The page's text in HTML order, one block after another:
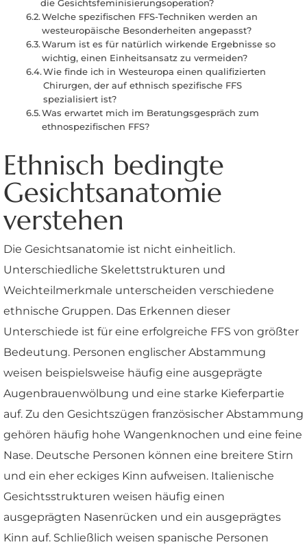
die Gesichtsfeminisierungsoperation?
Welche spezifischen FFS-Techniken werden an
westeuropäische Besonderheiten angepasst?
Warum ist es für natürlich wirkende Ergebnisse so
wichtig, einen Einheitsansatz zu vermeiden?
Wie finde ich in Westeuropa einen qualifizierten
Chirurgen, der auf ethnisch spezifische FFS
spezialisiert ist?
Was erwartet mich im Beratungsgespräch zum
ethnospezifischen FFS?
Ethnisch bedingte
Gesichtsanatomie
verstehen
Die Gesichtsanatomie ist nicht einheitlich.
Unterschiedliche Skelettstrukturen und
Weichteilmerkmale unterscheiden verschiedene
ethnische Gruppen. Das Erkennen dieser
Unterschiede ist für eine erfolgreiche FFS von größter
Bedeutung. Personen englischer Abstammung
weisen beispielsweise häufig eine ausgeprägte
Augenbrauenwölbung und eine starke Kieferpartie
auf. Zu den Gesichtszügen französischer Abstammung
gehören häufig hohe Wangenknochen und eine feine
Nase. Deutsche Personen können eine breitere Stirn
und ein eher eckiges Kinn aufweisen. Italienische
Gesichtsstrukturen weisen häufig einen
ausgeprägten Nasenrücken und ein ausgeprägtes
Kinn auf. Schließlich weisen spanische Personen